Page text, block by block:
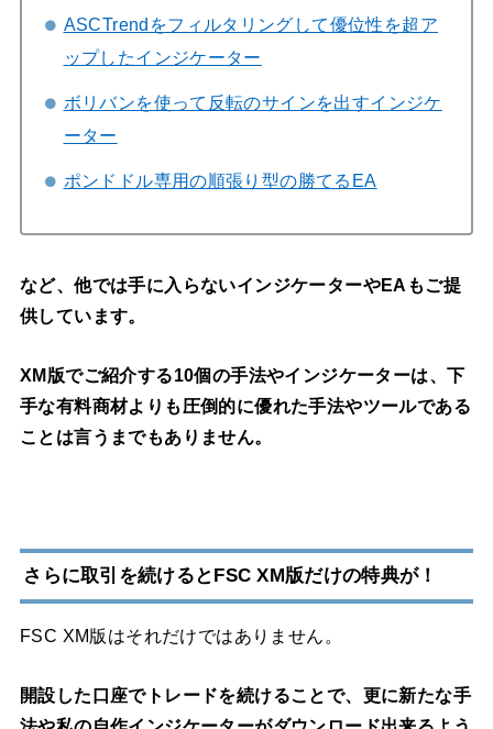
ASCTrendをフィルタリングして優位性を超ア
ップしたインジケーター
ボリバンを使って反転のサインを出すインジケ
ーター
ポンドドル専用の順張り型の勝てるEA
など、他では手に入らないインジケーターやEAもご提
供しています。
XM版でご紹介する10個の手法やインジケーターは、下
手な有料商材よりも 圧倒的に優れた手法やツールである
ことは言うまでもありません。
さらに取引を続けるとFSC XM版だけの特典が！
FSC XM版はそれだけではありません。
開設した口座でトレードを続けることで、更に新たな手